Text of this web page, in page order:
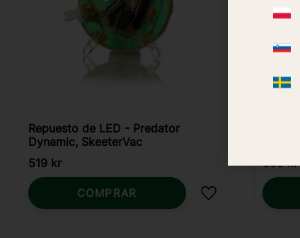
Repuesto de LED - Predator
Dynamic, SkeeterVac
519 kr
Añadir a favoritos
COMPRAR
599kr